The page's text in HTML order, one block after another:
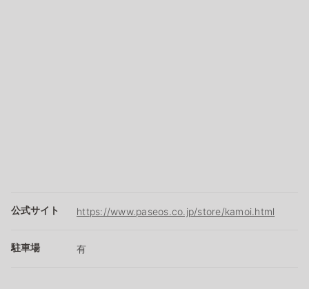
公式サイト https://www.paseos.co.jp/store/kamoi.html
駐車場 有